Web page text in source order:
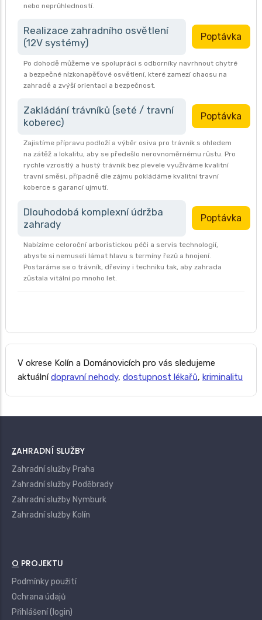
nebo neprůhledností.
Realizace zahradního osvětlení
(12V systémy)
Poptávka
Po dohodě můžeme ve spolupráci s odborníky navrhnout chytré
a bezpečné nízkonapěťové osvětlení, které zamezí chaosu na
zahradě a zvýší orientaci a bezpečnost.
Zakládání trávníků (seté / travní
koberec)
Poptávka
Zajistíme přípravu podloží a výběr osiva pro trávník s ohledem
na zátěž a lokalitu, aby se předešlo nerovnoměrnému růstu. Pro
rychle vzrostlý a hustý trávník bez plevele využíváme kvalitní
travní směsi, případně dle zájmu pokládáme kvalitní travní
koberce s garancí ujmutí.
Dlouhodobá komplexní údržba
zahrady
Poptávka
Nabízíme celoroční arboristickou péči a servis technologií,
abyste si nemuseli lámat hlavu s termíny řezů a hnojení.
Postaráme se o trávník, dřeviny i techniku tak, aby zahrada
zůstala vitální po mnoho let.
V okrese Kolín a Dománovicích pro vás sledujeme
aktuálnídopravní nehody, dostupnost lékařů, kriminalitu
ZAHRADNÍ SLUŽBY
Zahradní služby Praha
Zahradní služby Poděbrady
Zahradní služby Nymburk
Zahradní služby Kolín
O PROJEKTU
Podmínky použití
Ochrana údajů
Přihlášení (login)